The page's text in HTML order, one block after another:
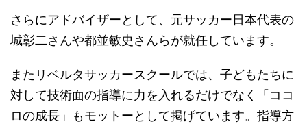
さらにアドバイザーとして、元サッカー日本代表の
城彰二さんや都並敏史さんらが就任しています。
またリベルタサッカースクールでは、子どもたちに
対して技術面の指導に力を入れるだけでなく「ココ
ロの成長」もモットーとして掲げています。指導方